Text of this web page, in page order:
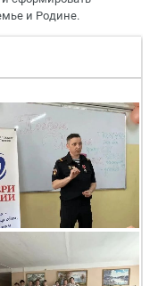
и Родине.